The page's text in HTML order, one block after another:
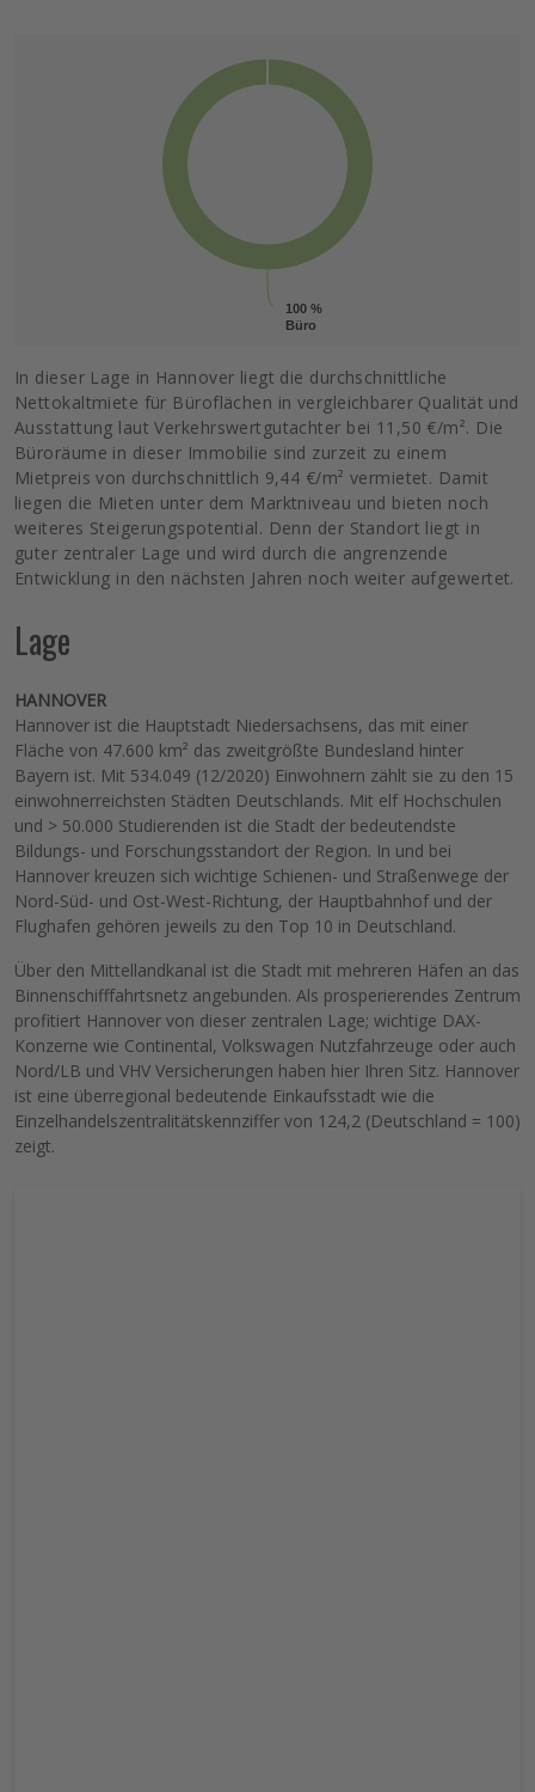
100 %
Büro
100 %
Büro
In dieser Lage in Hannover liegt die durchschnittliche
Nettokaltmiete für Büroflächen in vergleichbarer Qualität und
Ausstattung laut Verkehrswertgutachter bei 11,50 €/m². Die
Büroräume in dieser Immobilie sind zurzeit zu einem
Mietpreis von durchschnittlich 9,44 €/m² vermietet. Damit
liegen die Mieten unter dem Marktniveau und bieten noch
weiteres Steigerungspotential. Denn der Standort liegt in
guter zentraler Lage und wird durch die angrenzende
Entwicklung in den nächsten Jahren noch weiter aufgewertet.
Lage
HANNOVER
Hannover ist die Hauptstadt Niedersachsens, das mit einer
Fläche von 47.600 km² das zweitgrößte Bundesland hinter
Bayern ist. Mit 534.049 (12/2020) Einwohnern zählt sie zu den 15
einwohnerreichsten Städten Deutschlands. Mit elf Hochschulen
und > 50.000 Studierenden ist die Stadt der bedeutendste
Bildungs- und Forschungsstandort der Region. In und bei
Hannover kreuzen sich wichtige Schienen- und Straßenwege der
Nord-Süd- und Ost-West-Richtung, der Hauptbahnhof und der
Flughafen gehören jeweils zu den Top 10 in Deutschland.
Über den Mittellandkanal ist die Stadt mit mehreren Häfen an das
Binnenschifffahrtsnetz angebunden. Als prosperierendes Zentrum
profitiert Hannover von dieser zentralen Lage; wichtige DAX-
Konzerne wie Continental, Volkswagen Nutzfahrzeuge oder auch
Nord/LB und VHV Versicherungen haben hier Ihren Sitz. Hannover
ist eine überregional bedeutende Einkaufsstadt wie die
Einzelhandelszentralitätskennziffer von 124,2 (Deutschland = 100)
zeigt.